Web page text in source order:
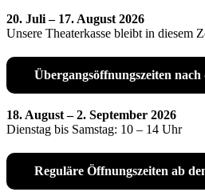
20. Juli – 17. August 2026
Unsere Theaterkasse bleibt in diesem
Übergangsöffnungszeiten nach
18. August – 2. September 2026
Dienstag bis Samstag: 10 – 14 Uhr
Reguläre Öffnungszeiten ab